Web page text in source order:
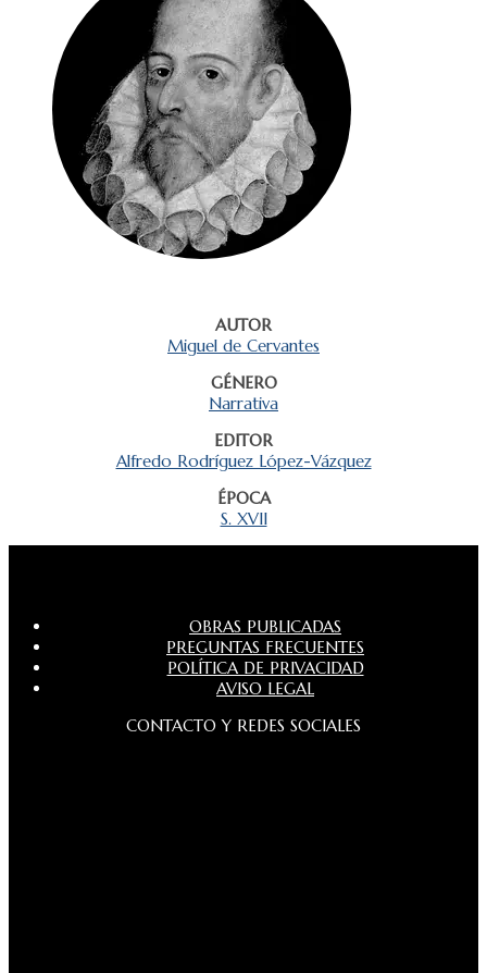
AUTOR
Miguel de Cervantes
GÉNERO
Narrativa
EDITOR
Alfredo Rodríguez López-Vázquez
ÉPOCA
S. XVII
OBRAS PUBLICADAS
PREGUNTAS FRECUENTES
POLÍTICA DE PRIVACIDAD
AVISO LEGAL
CONTACTO Y REDES SOCIALES